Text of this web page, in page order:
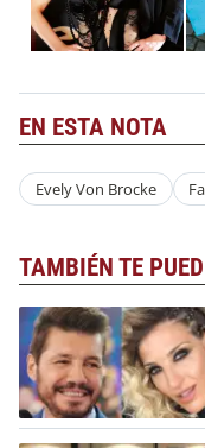
EN ESTA NOTA
Evely Von Brocke
TAMBIÉN TE